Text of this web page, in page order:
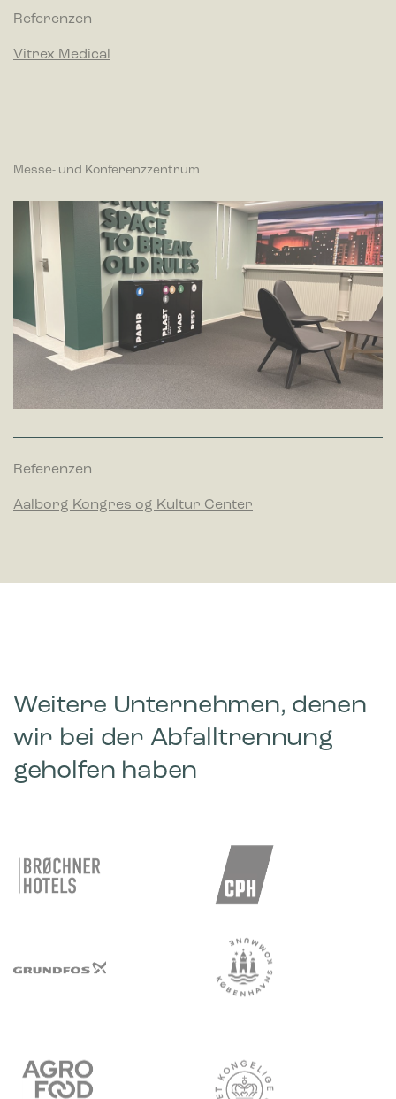
Informationen anonym gesammelt und gemeldet werden.
Referenzen
Vitrex Medical
Messe- und Konferenzzentrum
Referenzen
Aalborg Kongres og Kultur Center
Weitere Unternehmen, denen
wir bei der Abfalltrennung
geholfen haben